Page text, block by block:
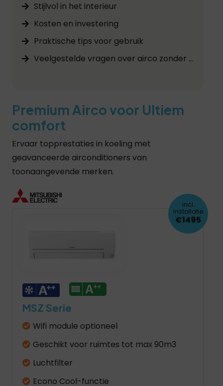
Stijlvol in het interieur
Kosten en investering
Praktische tips voor gebruik
Veelgestelde vragen over airco zonder buitenunit
Premium Airco voor Ultiem
comfort
Ervaar topprestaties in koeling met
geavanceerde airconditioners van
toonaangevende merken.
MSZ Serie
Wifi module optioneel
Geschikt voor ruimtes tot max 90m3
Luchtfilter
Econo Cool-functie
incl.
installatie
€1495